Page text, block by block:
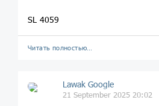
SL 4059
Читать полностью…
Lawak Google
21 September 2025 20:02